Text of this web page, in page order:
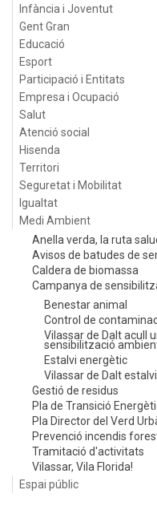
Infància i Joventut
Gent Gran
Educació
Esport
Participació i Entitats
Empresa i Ocupació
Salut
Atenció social
Hisenda
Territori
Seguretat i Mobilitat
Igualtat
Medi Ambient
Anella verda, la ruta
Avisos de batudes de
Caldera de biomassa
Campanya de
Benestar animal
Control de
Vilassar de Dalt acull
sensibilització
Estalvi energètic
Vilassar de Dalt
Gestió de residus
Pla de Transició
Pla Director del Verd
Prevenció incendis
Tramitació d'activitats
Vilassar, Vila Florida!
Espai públic